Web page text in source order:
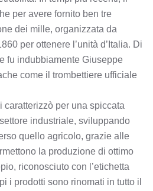
per avere fornito ben tre
dei mille, organizzata da
per ottenere l’unità d’Italia. Di
fu indubbiamente Giuseppe
come il trombettiere ufficiale
caratterizzò per una spiccata
industriale, sviluppando
quello agricolo, grazie alle
la produzione di ottimo
riconosciuto con l’etichetta
i prodotti sono rinomati in tutto il